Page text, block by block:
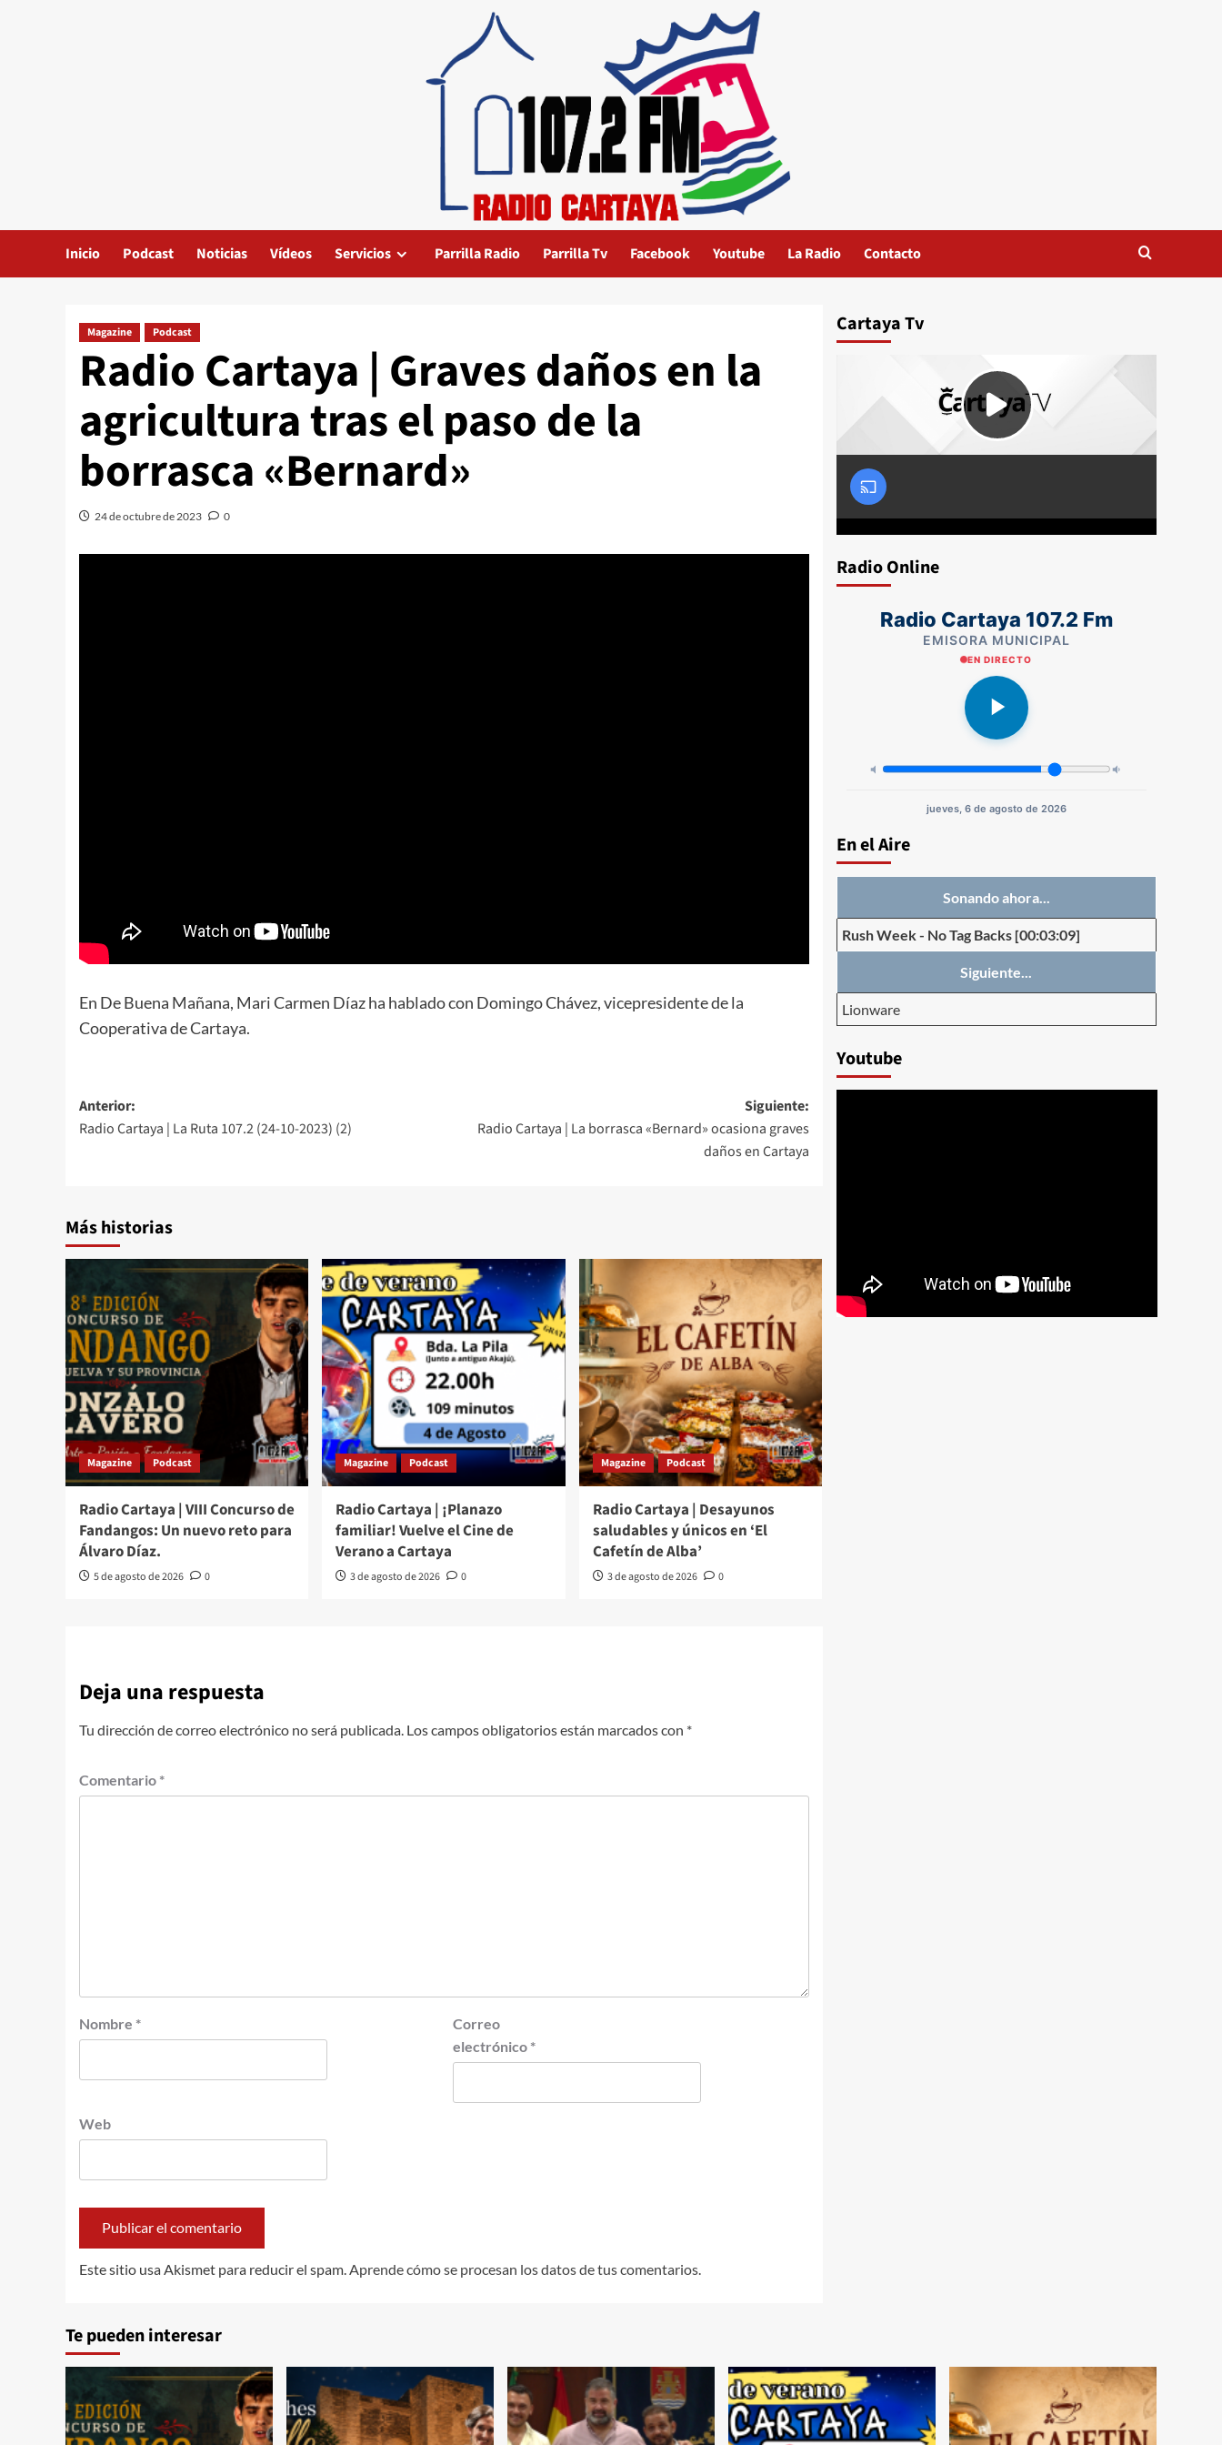
Inicio Podcast Noticias Vídeos Servicios Parrilla Radio Parrilla Tv Facebook Youtube La Radio Contacto
Magazine Podcast
Radio Cartaya | Graves daños en la
agricultura tras el paso de la
borrasca «Bernard»
24 de octubre de 2023 0
En De Buena Mañana, Mari Carmen Díaz ha hablado con Domingo Chávez, vicepresidente de la
Cooperativa de Cartaya.
Anterior:
Radio Cartaya | La Ruta 107.2 (24-10-2023) (2)
Siguiente:
Radio Cartaya | La borrasca «Bernard» ocasiona graves
daños en Cartaya
Más historias
Magazine Podcast
Radio Cartaya | VIII Concurso de
Fandangos: Un nuevo reto para
Álvaro Díaz.
5 de agosto de 2026 0
Magazine Podcast
Radio Cartaya | ¡Planazo
familiar! Vuelve el Cine de
Verano a Cartaya
3 de agosto de 2026 0
Magazine Podcast
Radio Cartaya | Desayunos
saludables y únicos en ‘El
Cafetín de Alba’
3 de agosto de 2026 0
Deja una respuesta
Tu dirección de correo electrónico no será publicada. Los campos obligatorios están marcados con *
Comentario *
Nombre *
Correo
electrónico *
Web
Este sitio usa Akismet para reducir el spam. Aprende cómo se procesan los datos de tus comentarios.
Cartaya Tv
Radio Online
Radio Cartaya 107.2 Fm
EMISORA MUNICIPAL
EN DIRECTO
jueves, 6 de agosto de 2026
En el Aire
Sonando ahora...
Rush Week- No Tag Backs [00:03:09]
Siguiente...
Lionware
Youtube
Te pueden interesar